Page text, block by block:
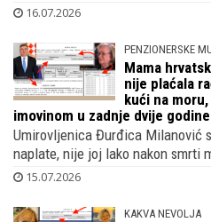
16.07.2026
PENZIONERSKE
Mama
nije plaćala
kući na
imovinom u zadnje dvije
Umirovljenica Đurđica Milanović
naplate, nije joj lako nakon smrti
15.07.2026
KAKVA NEVOLJA